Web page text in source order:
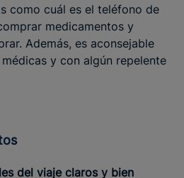
como cuál es el teléfono de
medicamentos y
Además, es aconsejable
y con algún repelente
del viaje claros y bien